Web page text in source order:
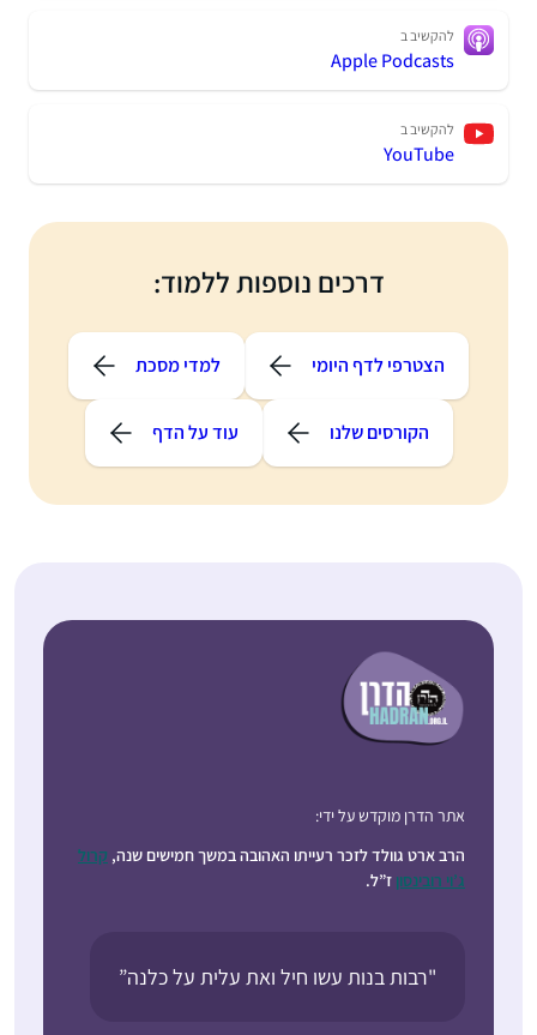
להקשיב ב
Apple Podcasts
להקשיב ב
YouTube
דרכים נוספות ללמוד:
הצטרפי לדף היומי למדי מסכת
הקורסים שלנו עוד על הדף
אתר הדרן מוקדש על ידי:
הרב ארט גוולד לזכר רעייתו האהובה במשך חמישים שנה, קרול
ג’וי רובינסון ז”ל.
"רבות בנות עשו חיל ואת עלית על כלנה”